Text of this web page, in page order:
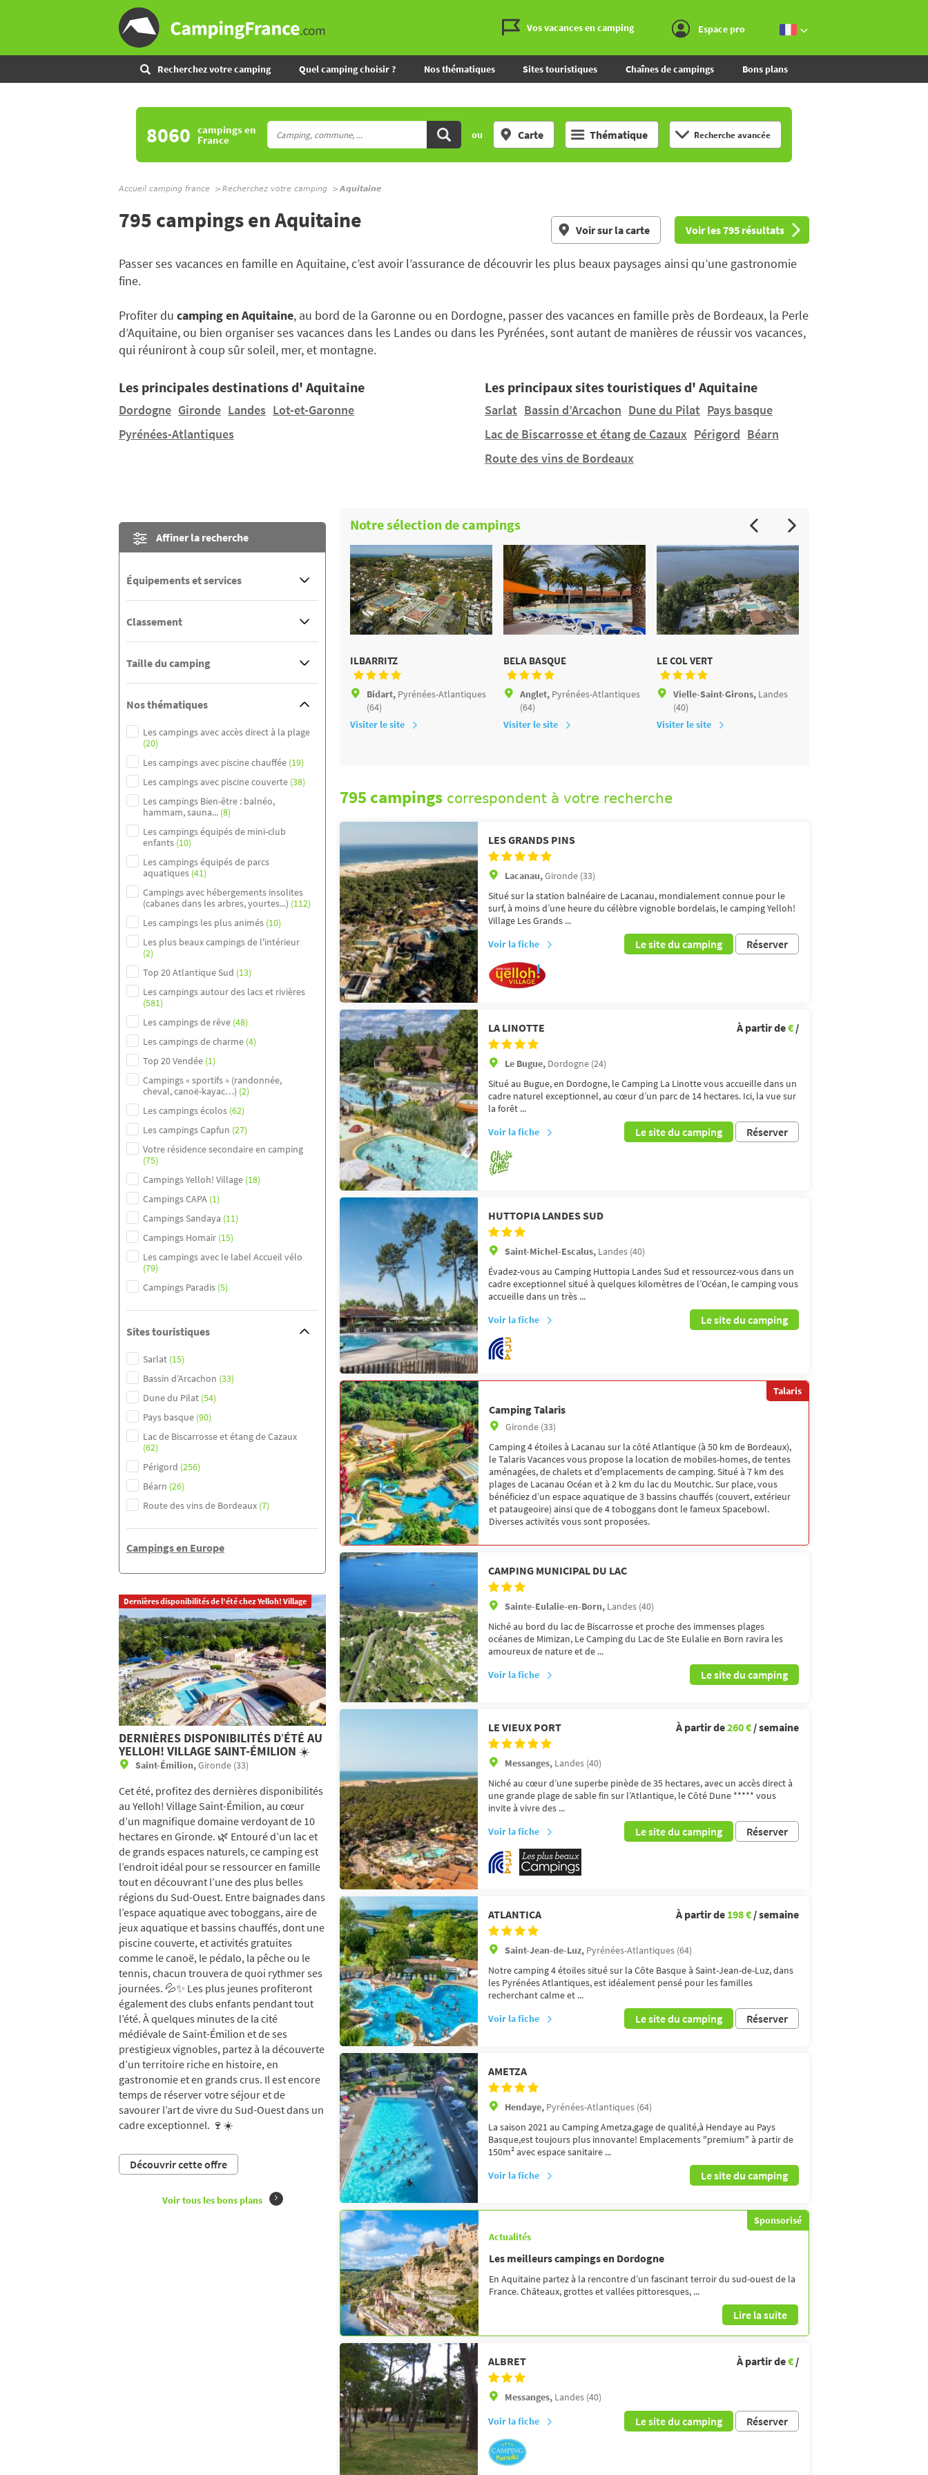
Vos vacances en camping Espace pro
Recherchez votre camping Quel camping choisir ? Nos thématiques Sites touristiques Chaînes de campings Bons plans
8060 campingsen
France ou Carte Thématique Recherche avancée
Accueil camping france Recherchez votre camping Aquitaine
795 campings en Aquitaine Voir sur la carte Voir les 795 résultats
Passer ses vacances en famille en Aquitaine, c’est avoir l’assurance de découvrir les plus beaux paysages ainsi qu’une gastronomie
fine.
Profiter du camping en Aquitaine, au bord de la Garonne ou en Dordogne, passer des vacances en famille près de Bordeaux, la Perle
d’Aquitaine, ou bien organiser ses vacances dans les Landes ou dans les Pyrénées, sont autant de manières de réussir vos vacances,
qui réuniront à coup sûr soleil, mer, et montagne.
Les principales destinations d' Aquitaine
Dordogne Gironde Landes Lot-et-Garonne
Pyrénées-Atlantiques
Les principaux sites touristiques d' Aquitaine
Sarlat Bassin d’Arcachon Dune du Pilat Pays basque
Lac de Biscarrosse et étang de Cazaux Périgord Béarn
Route des vins de Bordeaux
Affiner la recherche
Équipements et services
Classement
Taille du camping
Nos thématiques
Les campings avec accès direct à la plage
(20)
Les campings avec piscine chauffée (19)
Les campings avec piscine couverte (38)
Les campings Bien-être : balnéo,
hammam, sauna... (8)
Les campings équipés de mini-club
enfants (10)
Les campings équipés de parcs
aquatiques (41)
Campings avec hébergements insolites
(cabanes dans les arbres, yourtes...) (112)
Les campings les plus animés (10)
Les plus beaux campings de l'intérieur
(2)
Top 20 Atlantique Sud (13)
Les campings autour des lacs et rivières
(581)
Les campings de rêve (48)
Les campings de charme (4)
Top 20 Vendée (1)
Campings « sportifs » (randonnée,
cheval, canoë-kayac…) (2)
Les campings écolos (62)
Les campings Capfun (27)
Votre résidence secondaire en camping
(75)
Campings Yelloh! Village (18)
Campings CAPA (1)
Campings Sandaya (11)
Campings Homair (15)
Les campings avec le label Accueil vélo
(79)
Campings Paradis (5)
Sites touristiques
Sarlat (15)
Bassin d’Arcachon (33)
Dune du Pilat (54)
Pays basque (90)
Lac de Biscarrosse et étang de Cazaux
(62)
Périgord (256)
Béarn (26)
Route des vins de Bordeaux (7)
Campings en Europe
Dernières disponibilités de l’été chez Yelloh! Village
DERNIÈRES DISPONIBILITÉS D’ÉTÉ AU
YELLOH! VILLAGE SAINT-ÉMILION ☀️
Saint-Émilion,Gironde (33)
Cet été, profitez des dernières disponibilités
au Yelloh! Village Saint-Émilion, au cœur
d’un magnifique domaine verdoyant de 10
hectares en Gironde. 🌿 Entouré d’un lac et
de grands espaces naturels, ce camping est
l’endroit idéal pour se ressourcer en famille
tout en découvrant l’une des plus belles
régions du Sud-Ouest. Entre baignades dans
l’espace aquatique avec toboggans, aire de
jeux aquatique et bassins chauffés, dont une
piscine couverte, et activités gratuites
comme le canoë, le pédalo, la pêche ou le
tennis, chacun trouvera de quoi rythmer ses
journées. 💦✨ Les plus jeunes profiteront
également des clubs enfants pendant tout
l’été. À quelques minutes de la cité
médiévale de Saint-Émilion et de ses
prestigieux vignobles, partez à la découverte
d’un territoire riche en histoire, en
gastronomie et en grands crus. Il est encore
temps de réserver votre séjour et de
savourer l’art de vivre du Sud-Ouest dans un
cadre exceptionnel. 🍷☀️
Découvrir cette offre
Voir tous les bons plans
Notre sélection de campings
ILBARRITZ
Bidart, Pyrénées-Atlantiques
(64)
Visiter le site
BELA BASQUE
Anglet, Pyrénées-Atlantiques
(64)
Visiter le site
LE COL VERT
Vielle-Saint-Girons, Landes
(40)
Visiter le site
795 campings correspondent à votre recherche
LES GRANDS PINS
Lacanau,Gironde (33)
Situé sur la station balnéaire de Lacanau, mondialement connue pour le
surf, à moins d’une heure du célèbre vignoble bordelais, le camping Yelloh!
Village Les Grands ...
Voir la fiche
Le site du camping Réserver
À partir de€ /
LA LINOTTE
Le Bugue, Dordogne (24)
Situé au Bugue, en Dordogne, le Camping La Linotte vous accueille dans un
cadre naturel exceptionnel, au cœur d’un parc de 14 hectares. Ici, la vue sur
la forêt ...
Voir la fiche
Le site du camping Réserver
HUTTOPIA LANDES SUD
Saint-Michel-Escalus, Landes (40)
Évadez-vous au Camping Huttopia Landes Sud et ressourcez-vous dans un
cadre exceptionnel situé à quelques kilomètres de l’Océan, le camping vous
accueille dans un très ...
Voir la fiche
Le site du camping
Talaris
Camping Talaris
Gironde (33)
Camping 4 étoiles à Lacanau sur la côté Atlantique (à 50 km de Bordeaux),
le Talaris Vacances vous propose la location de mobiles-homes, de tentes
aménagées, de chalets et d'emplacements de camping. Situé à 7 km des
plages de Lacanau Océan et à 2 km du lac du Moutchic. Sur place, vous
bénéficiez d’un espace aquatique de 3 bassins chauffés (couvert, extérieur
et pataugeoire) ainsi que de 4 toboggans dont le fameux Spacebowl.
Diverses activités vous sont proposées.
CAMPING MUNICIPAL DU LAC
Sainte-Eulalie-en-Born, Landes (40)
Niché au bord du lac de Biscarrosse et proche des immenses plages
océanes de Mimizan, Le Camping du Lac de Ste Eulalie en Born ravira les
amoureux de nature et de ...
Voir la fiche
Le site du camping
À partir de260 € / semaine
LE VIEUX PORT
Messanges, Landes (40)
Niché au cœur d’une superbe pinède de 35 hectares, avec un accès direct à
une grande plage de sable fin sur l’Atlantique, le Côté Dune ***** vous
invite à vivre des ...
Voir la fiche
Le site du camping Réserver
À partir de 198 € / semaine
ATLANTICA
Saint-Jean-de-Luz, Pyrénées-Atlantiques (64)
Notre camping 4 étoiles situé sur la Côte Basque à Saint-Jean-de-Luz, dans
les Pyrénées Atlantiques, est idéalement pensé pour les familles
recherchant calme et ...
Voir la fiche
Le site du camping Réserver
AMETZA
Hendaye, Pyrénées-Atlantiques (64)
La saison 2021 au Camping Ametza,gage de qualité,à Hendaye au Pays
Basque,est toujours plus innovante! Emplacements "premium" à partir de
150m² avec espace sanitaire ...
Voir la fiche
Le site du camping
Sponsorisé
Actualités
Les meilleurs campings en Dordogne
En Aquitaine partez à la rencontre d’un fascinant terroir du sud-ouest de la
France. Châteaux, grottes et vallées pittoresques, ...
Lire la suite
À partir de€ /
ALBRET
Messanges, Landes (40)
Voir la fiche
Le site du camping Réserver